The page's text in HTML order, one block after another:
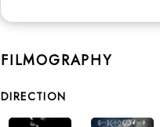
FILMOGRAPHY
DIRECTION